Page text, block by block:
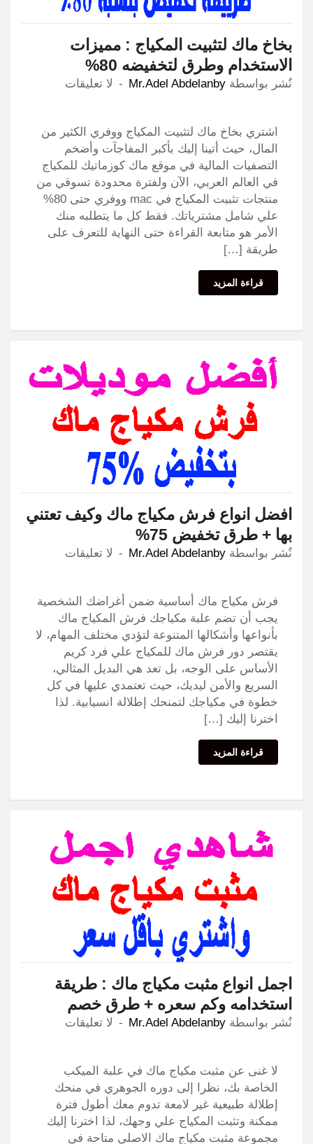
بخاخ ماك لتثبيت المكياج : مميزات
الاستخدام وطرق لتخفيضه 80%
نٌشر بواسطة Mr.Adel Abdelanby لا تعليقات
اشتري بخاخ ماك لتثبيت المكياج ووفري الكثير من
المال، حيث أتينا إليك بأكبر المفاجآت وأضخم
التصفيات المالية في موقع ماك كوزماتيك للمكياج
في العالم العربي، الآن ولفترة محدودة تسوقي من
منتجات تثبيت المكياج في mac ووفري حتى 80%
علي شامل مشترياتك. فقط كل ما يتطلبه منك
الأمر هو متابعة القراءة حتى النهاية للتعرف على
طريقة […]
قراءة المزيد
افضل انواع فرش مكياج ماك وكيف تعتني
بها + طرق تخفيض 75%
نٌشر بواسطة Mr.Adel Abdelanby لا تعليقات
فرش مكياج ماك أساسية ضمن أغراضك الشخصية
يجب أن تضم علبة مكياجك فرش المكياج ماك
بأنواعها وأشكالها المتنوعة لتؤدي مختلف المهام، لا
يقتصر دور فرش ماك للمكياج علي فرد كريم
الأساس على الوجه، بل تعد هي البديل المثالي،
السريع والأمن ليديك، حيث تعتمدي عليها في كل
خطوة في مكياجك لتمنحك إطلالة انسيابية. لذا
اخترنا إليك […]
قراءة المزيد
اجمل انواع مثبت مكياج ماك : طريقة
استخدامه وكم سعره + طرق خصم
نٌشر بواسطة Mr.Adel Abdelanby لا تعليقات
لا غنى عن مثبت مكياج ماك في علبة الميكب
الخاصة بك، نظرا إلى دوره الجوهري في منحك
إطلالة طبيعية غير لامعة تدوم معك أطول فترة
ممكنة وتثبت المكياج علي وجهك، لذا اخترنا إليك
مجموعة مثبت مكياج ماك الاصلي متاحة في